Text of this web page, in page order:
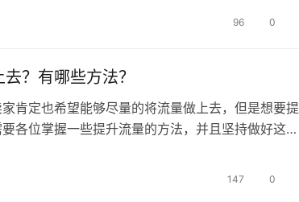
、聊天类、扣群。这种也就是微x群和扣群的t宝
较为广泛的社交平台，拥有的用户也是相当多的，
96 0
？有哪些方法？
定也希望能够尽量的将流量做上去，但是想要提
各位掌握一些提升流量的方法，并且坚持做好这些
定的流量扶持的，所以想提高店铺流量，就要多
近换季之时，为店铺上架当季新品，肯定能为店铺
147 0